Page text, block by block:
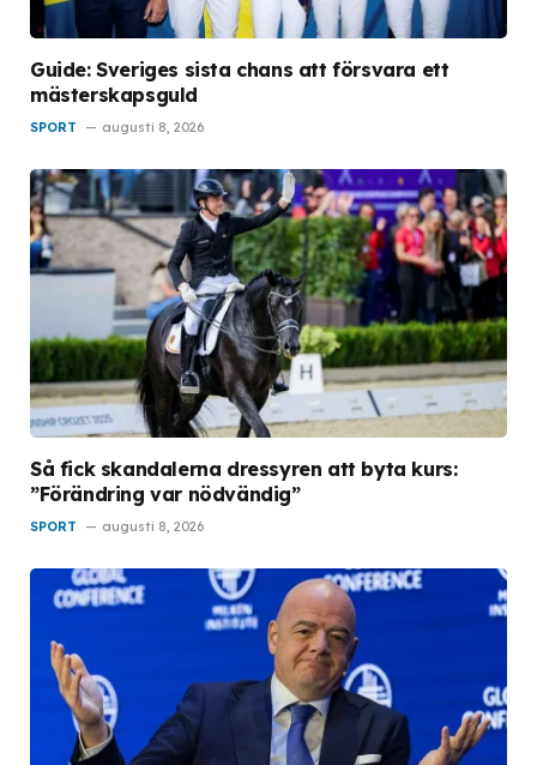
Guide: Sveriges sista chans att försvara ett
mästerskapsguld
SPORT augusti 8, 2026
Så fick skandalerna dressyren att byta kurs:
”Förändring var nödvändig”
SPORT augusti 8, 2026